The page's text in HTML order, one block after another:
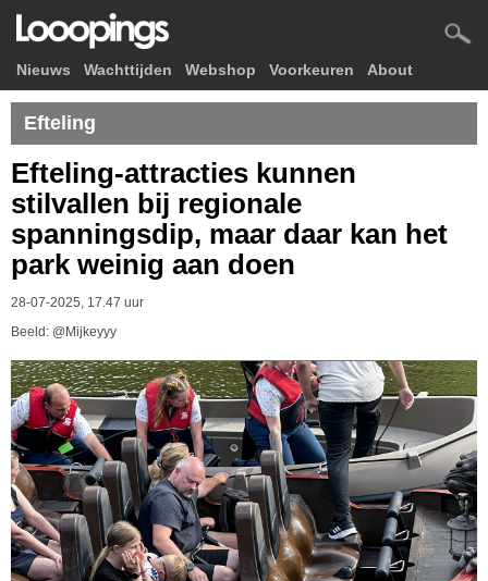
Nieuws Wachttijden Webshop Voorkeuren About
Efteling
Efteling-attracties kunnen
stilvallen bij regionale
spanningsdip, maar daar kan het
park weinig aan doen
28-07-2025, 17.47 uur
Beeld: @Mijkeyyy